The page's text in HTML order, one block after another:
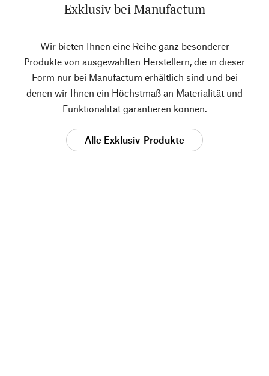
Exklusiv bei Manufactum
Wir bieten Ihnen eine Reihe ganz besonderer
Produkte von ausgewählten Herstellern, die in dieser
Form nur bei Manufactum erhältlich sind und bei
denen wir Ihnen ein Höchstmaß an Materialität und
Funktionalität garantieren können.
Alle Exklusiv-Produkte